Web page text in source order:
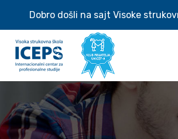
Dobro došli na sajt Visoke